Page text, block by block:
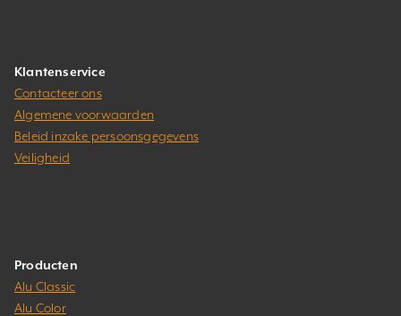
Klantenservice
Contacteer ons
Algemene voorwaarden
Beleid inzake persoonsgegevens
Veiligheid
Producten
Alu Classic
Alu Color